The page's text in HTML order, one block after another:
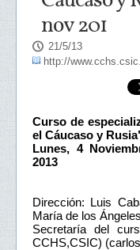
nov 201
21/5/13
http://
Curso de
el Cáucaso y
Lunes, 4
2013
Dirección: Luis
María de los
Secretaría del
CCHS,CSIC)